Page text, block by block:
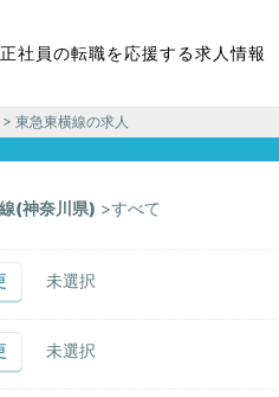
社員の転職を応援する求人情報
> 東急東横線の求人
(神奈川県) すべて
未選択
未選択